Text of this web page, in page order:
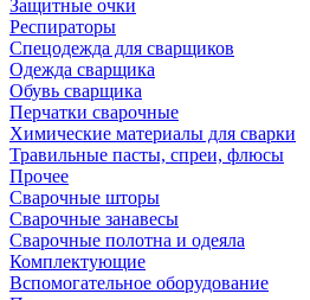
Защитные очки
Респираторы
Спецодежда для сварщиков
Одежда сварщика
Обувь сварщика
Перчатки сварочные
Химические материалы для сварки
Травильные пасты, спреи, флюсы
Прочее
Сварочные шторы
Сварочные занавесы
Сварочные полотна и одеяла
Комплектующие
Вспомогательное оборудование